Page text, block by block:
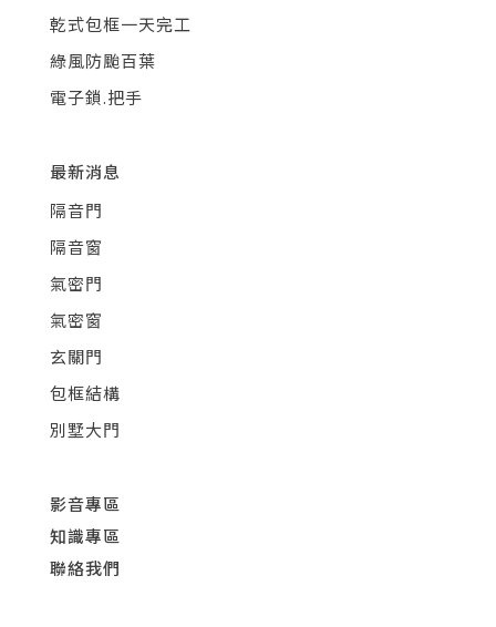
乾式包框一天完工
綠風防颱百葉
電子鎖.把手
最新消息
隔音門
隔音窗
氣密門
氣密窗
玄關門
包框結構
別墅大門
影音專區
知識專區
聯絡我們